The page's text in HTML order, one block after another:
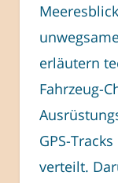
erläutern
Fahrzeug-
GPS-
verteilt.